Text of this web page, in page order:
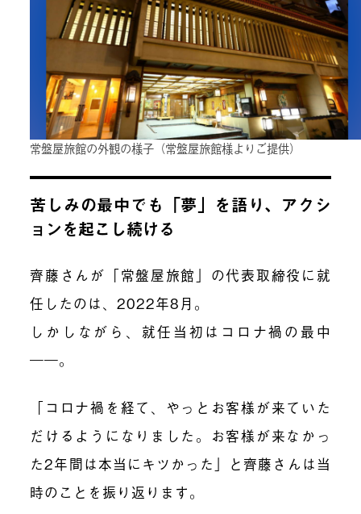
常盤屋旅館の外観の様子（常盤屋旅館様よりご提供）
苦しみの最中でも「夢」を語り、アクシ
ョンを起こし続ける
齊藤さんが「常盤屋旅館」の代表取締役に就
任したのは、2022年8月。
しかしながら、就任当初はコロナ禍の最中
――。
「コロナ禍を経て、やっとお客様が来ていた
だけるようになりました。お客様が来なかっ
た2年間は本当にキツかった」と齊藤さんは当
時のことを振り返ります。